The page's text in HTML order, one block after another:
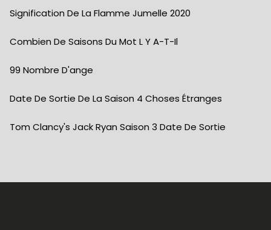
Signification De La Flamme Jumelle 2020
Combien De Saisons Du Mot L Y A-T-Il
99 Nombre D'ange
Date De Sortie De La Saison 4 Choses Étranges
Tom Clancy's Jack Ryan Saison 3 Date De Sortie